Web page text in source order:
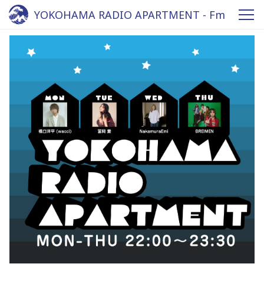
YOKOHAMA RADIO APARTMENT - Fm
yokohama 84.7